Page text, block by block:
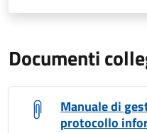
Documenti
Elenco di
Manuale di
protocollo